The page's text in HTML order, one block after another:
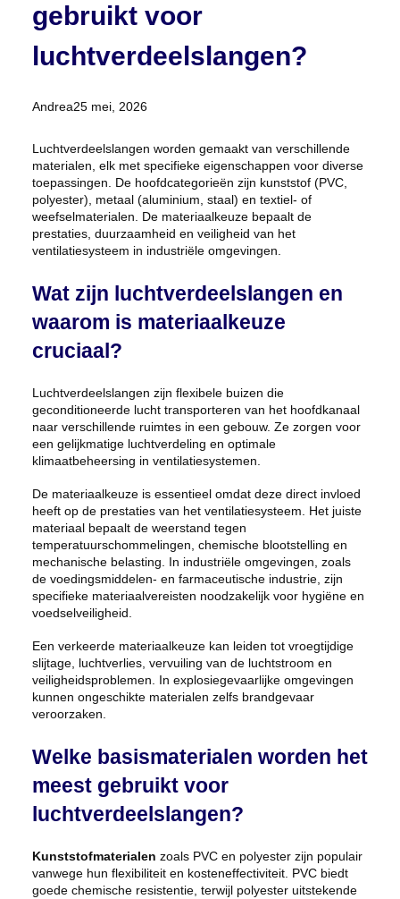
gebruikt voor
luchtverdeelslangen?
Posted
Andrea25 mei, 2026
Luchtverdeelslangen worden gemaakt van verschillende
materialen, elk met specifieke eigenschappen voor diverse
toepassingen. De hoofdcategorieën zijn kunststof (PVC,
polyester), metaal (aluminium, staal) en textiel- of
weefselmaterialen. De materiaalkeuze bepaalt de
prestaties, duurzaamheid en veiligheid van het
ventilatiesysteem in industriële omgevingen.
Wat zijn luchtverdeelslangen en
waarom is materiaalkeuze
cruciaal?
Luchtverdeelslangen zijn flexibele buizen die
geconditioneerde lucht transporteren van het hoofdkanaal
naar verschillende ruimtes in een gebouw. Ze zorgen voor
een gelijkmatige luchtverdeling en optimale
klimaatbeheersing in ventilatiesystemen.
De materiaalkeuze is essentieel omdat deze direct invloed
heeft op de prestaties van het ventilatiesysteem. Het juiste
materiaal bepaalt de weerstand tegen
temperatuurschommelingen, chemische blootstelling en
mechanische belasting. In industriële omgevingen, zoals
de voedingsmiddelen- en farmaceutische industrie, zijn
specifieke materiaalvereisten noodzakelijk voor hygiëne en
voedselveiligheid.
Een verkeerde materiaalkeuze kan leiden tot vroegtijdige
slijtage, luchtverlies, vervuiling van de luchtstroom en
veiligheidsproblemen. In explosiegevaarlijke omgevingen
kunnen ongeschikte materialen zelfs brandgevaar
veroorzaken.
Welke basismaterialen worden het
meest gebruikt voor
luchtverdeelslangen?
Kunststofmaterialen zoals PVC en polyester zijn populair
vanwege hun flexibiliteit en kosteneffectiviteit. PVC biedt
goede chemische resistentie, terwijl polyester uitstekende